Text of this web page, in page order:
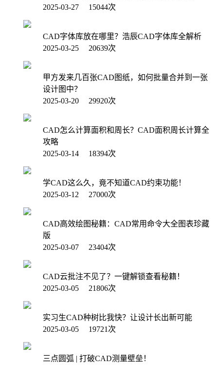
2025-03-27 15044次
CAD字体库放在哪里？浩辰CAD字体库全解析
2025-03-25 20639次
甲方发来几百张CAD图纸，如何批量合并到一张
设计图中？
2025-03-20 29920次
CAD怎么计算面积和周长？CAD面积周长计算全
攻略
2025-03-14 18394次
学CAD这么久，竟不知道CAD约束功能！
2025-03-12 27000次
CAD高效绘图秘籍：CAD常用命令大全图表珍藏
版
2025-03-07 23404次
CAD云批注不见了？一键解锁查看秘籍！
2025-03-05 21806次
实习生CAD种树比我快？让设计长出新可能
2025-03-05 19721次
三点圆弧 | 打破CAD测量壁垒！